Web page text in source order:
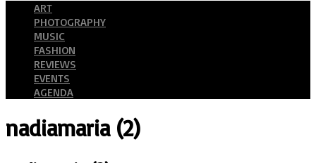
ART
PHOTOGRAPHY
MUSIC
FASHION
REVIEWS
EVENTS
AGENDA
nadiamaria (2)